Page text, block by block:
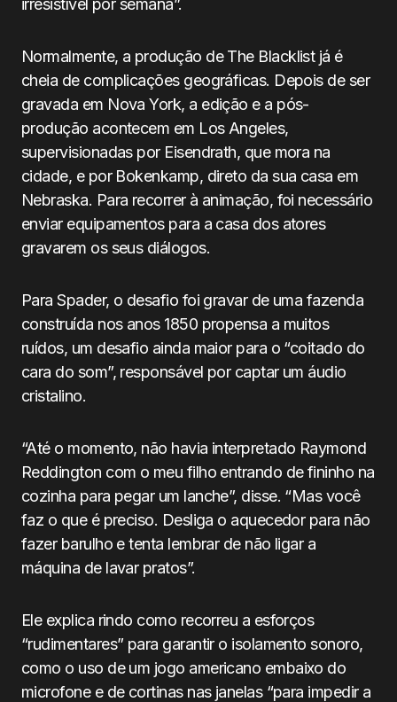
irresistível por semana”.
Normalmente, a produção de The Blacklist já é
cheia de complicações geográficas. Depois de ser
gravada em Nova York, a edição e a pós-
produção acontecem em Los Angeles,
supervisionadas por Eisendrath, que mora na
cidade, e por Bokenkamp, direto da sua casa em
Nebraska. Para recorrer à animação, foi necessário
enviar equipamentos para a casa dos atores
gravarem os seus diálogos.
Para Spader, o desafio foi gravar de uma fazenda
construída nos anos 1850 propensa a muitos
ruídos, um desafio ainda maior para o “coitado do
cara do som”, responsável por captar um áudio
cristalino.
“Até o momento, não havia interpretado Raymond
Reddington com o meu filho entrando de fininho na
cozinha para pegar um lanche”, disse. “Mas você
faz o que é preciso. Desliga o aquecedor para não
fazer barulho e tenta lembrar de não ligar a
máquina de lavar pratos”.
Ele explica rindo como recorreu a esforços
“rudimentares” para garantir o isolamento sonoro,
como o uso de um jogo americano embaixo do
microfone e de cortinas nas janelas “para impedir a